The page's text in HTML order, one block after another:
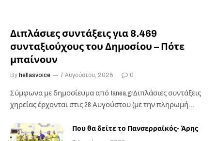
Διπλάσιες συντάξεις για 8.469
συνταξιούχους του Δημοσίου – Πότε
μπαίνουν
By hellasvoice 7 Αυγούστου, 2026 0
Σύμφωνα με δημοσίευμα από tanea.grΔιπλάσιες συντάξεις
χηρείας έρχονται στις 28 Αυγούστου (με την πληρωμή
Που θα δείτε το Πανσερραϊκός- Άρης